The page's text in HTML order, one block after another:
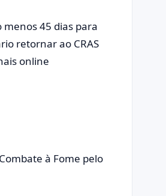
45 dias para
retornar ao CRAS
online
à Fome pelo